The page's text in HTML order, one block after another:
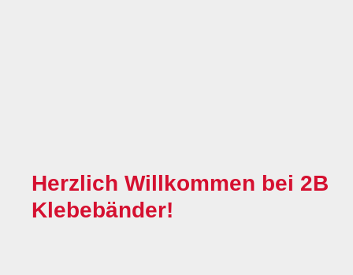
Herzlich Willkommen bei 2B
Klebebänder!